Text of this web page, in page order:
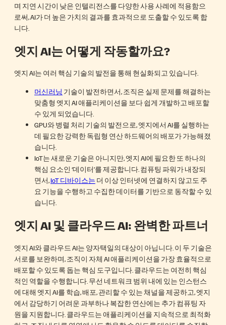
며 지연 시간이 낮은 인텔리전스를 다양한 사용 사례에 적용함으
로써, AI가 더 높은 가치의 결과를 효과적으로 도출할 수 있도록 합
니다.
엣지 AI는 어떻게 작동할까요?
엣지 AI는 여러 핵심 기술의 발전을 통해 현실화되고 있습니다.
머신러닝 기술이 발전하면서, 조직은 실제 문제를 해결하는
맞춤형 엣지 AI 애플리케이션을 보다 쉽게 개발하고 배포할
수 있게 되었습니다.
GPU와 병렬 처리 기술의 발전으로, 엣지에서 AI를 실행하는
데 필요한 강력한 독립형 연산 하드웨어의 배포가 가능해졌
습니다.
IoT는 새로운 기술은 아니지만, 엣지 AI에 필요한 또 하나의
핵심 요소인 ‘데이터’를 제공합니다. 컴퓨팅 파워가 내장되
면서,IoT 디바이스는 더 이상 인터넷에 연결하지 않고도 주
요 기능을 수행하고 수집한 데이터를 기반으로 동작할 수 있
습니다.
엣지 AI 및 클라우드 AI: 완벽한 파트너
엣지 AI와 클라우드 AI는 양자택일의 대상이 아닙니다. 이 두 기술은
서로를 보완하며, 조직이 자체 AI 애플리케이션을 가장 효율적으로
배포할 수 있도록 돕는 핵심 도구입니다. 클라우드는 여전히 핵심
적인 역할을 수행합니다. 무선 네트워크 범위 내에 있는 인스턴스
에 대해 엣지 AI를 학습, 배포, 관리할 수 있는 채널을 제공하고, 엣지
에서 감당하기 어려운 과부하나 복잡한 연산에는 추가 컴퓨팅 자
원을 지원합니다. 클라우드는 애플리케이션을 지속적으로 최적화